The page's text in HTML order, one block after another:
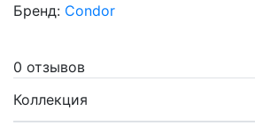
Бренд: Condor
0 отзывов
Коллекция